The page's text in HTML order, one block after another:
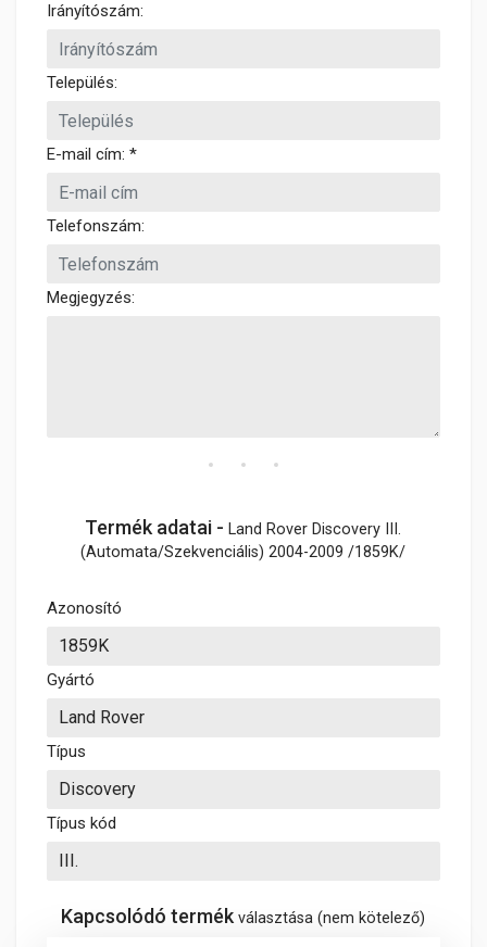
Irányítószám:
Település:
E-mail cím: *
Telefonszám:
Megjegyzés:
Termék adatai -Land Rover Discovery III.
(Automata/Szekvenciális) 2004-2009 /1859K/
Azonosító
Gyártó
Típus
Típus kód
Kapcsolódó termékválasztása (nem kötelező)